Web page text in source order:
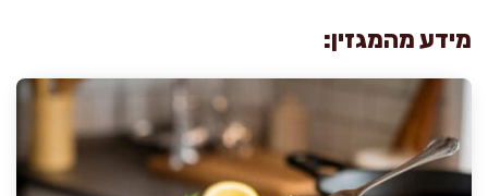
מידע מהמגזין: